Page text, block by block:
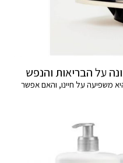
על הבריאות והנפש
משפיעה על חיינו, והאם אפשר